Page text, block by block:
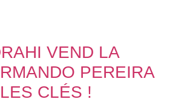
VEND LA
PEREIRA
CLÉS !